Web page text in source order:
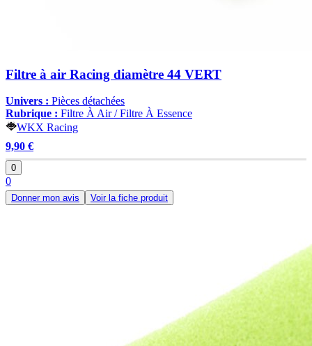
Filtre à air Racing diamètre 44 VERT
Univers : Pièces détachées
Rubrique : Filtre À Air / Filtre À Essence
WKX Racing
9,90 €
0
0
Donner mon avis Voir la fiche produit